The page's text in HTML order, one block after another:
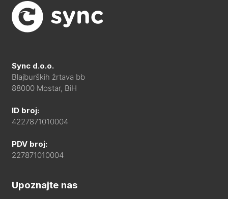
Sync d.o.o.
Blajburških žrtava bb
88000 Mostar, BiH
ID broj:
4227871010004
PDV broj:
227871010004
Upoznajte nas